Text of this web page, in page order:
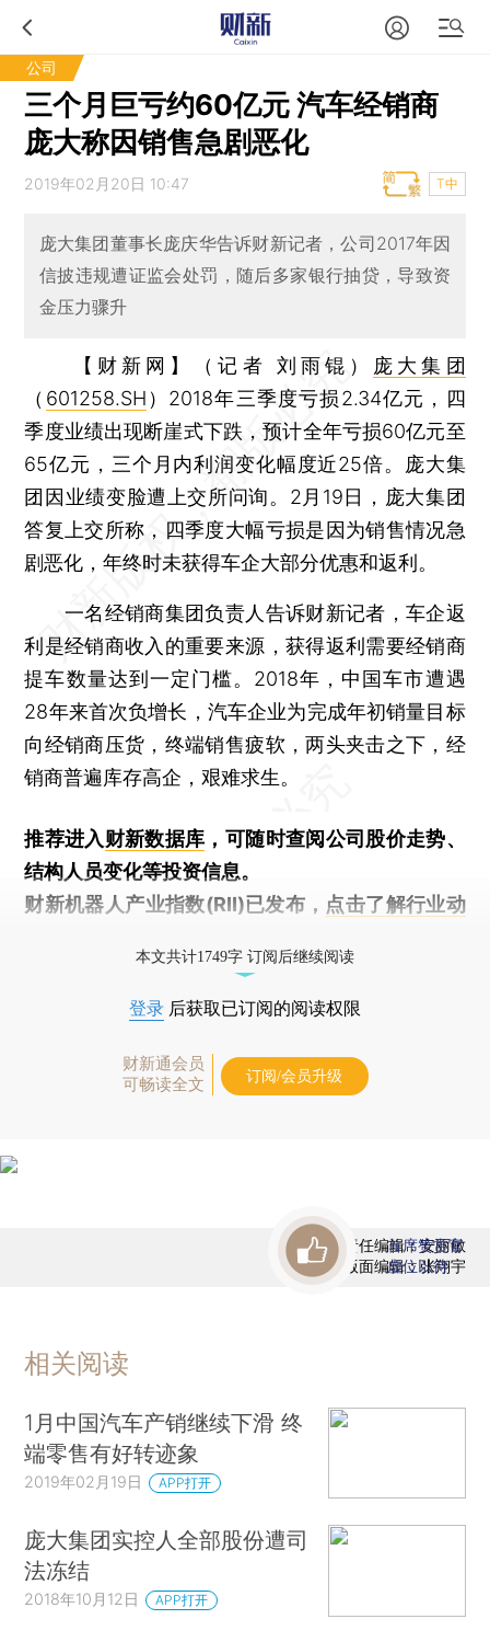
公司
三个月巨亏约60亿元 汽车经销商
庞大称因销售急剧恶化
2019年02月20日 10:47 T中
庞大集团董事长庞庆华告诉财新记者，公司2017年因
信披违规遭证监会处罚，随后多家银行抽贷，导致资
金压力骤升
【财新网】（记者 刘雨锟） 庞大集团
（ 601258.SH ）2018年三季度亏损2.34亿元，四
季度业绩出现断崖式下跌，预计全年亏损60亿元至
65亿元，三个月内利润变化幅度近25倍。庞大集
团因业绩变脸遭上交所问询。2月19日，庞大集团
答复上交所称，四季度大幅亏损是因为销售情况急
剧恶化，年终时未获得车企大部分优惠和返利。
一名经销商集团负责人告诉财新记者，车企返
利是经销商收入的重要来源，获得返利需要经销商
提车数量达到一定门槛。2018年，中国车市遭遇
28年来首次负增长，汽车企业为完成年初销量目标
向经销商压货，终端销售疲软，两头夹击之下，经
销商普遍库存高企，艰难求生。
推荐进入财新数据库 ，可随时查阅公司股价走势、
结构人员变化等投资信息。
财新机器人产业指数(RII)已发布， 点击了解行业动
本文共计1749字 订阅后继续阅读
登录 后获取已订阅的阅读权限
财新通会员
可畅读全文
订阅/会员升级
责任编辑：安丽敏
版面编辑：张翔宇
首席赞赏官
虚位以待
相关阅读
1月中国汽车产销继续下滑 终
端零售有好转迹象
2019年02月19日 APP打开
庞大集团实控人全部股份遭司
法冻结
2018年10月12日 APP打开